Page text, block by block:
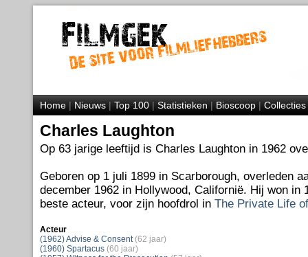
Home|Nieuws|Top 100|Statistieken|Bioscoop|Collecties
Charles Laughton
Op 63 jarige leeftijd is Charles Laughton in 1962
Geboren op 1 juli 1899 in Scarborough, overleden
december 1962 in Hollywood, Californië. Hij won in
beste acteur, voor zijn hoofdrol in The Private Life
Acteur
(1962) Advise & Consent (62 jaar)
(1960) Spartacus (60 jaar)